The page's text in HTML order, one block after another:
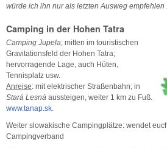
würde ich ihn nur als letzten Ausweg empfehlen ...
Camping in der Hohen Tatra
Camping Jupela; mitten im touristischen
Gravitationsfeld der Hohen Tatra;
hervorragende Lage, auch Hüten,
Tennisplatz usw.
Anreise: mit elektrischer Straßenbahn; in
Stará Lesná aussteigen, weiter 1 km zu Fuß.
www.tanap.sk.
Weiter slowakische Campingplätze: wendet
Campingverband